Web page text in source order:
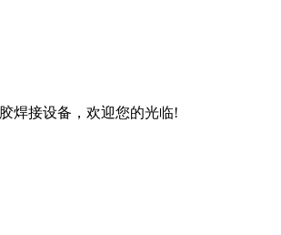
接机等塑胶焊接设备，欢迎您的光临!